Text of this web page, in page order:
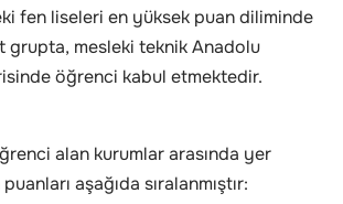
fen liseleri en yüksek puan diliminde
grupta, mesleki teknik Anadolu
öğrenci kabul etmektedir.
alan kurumlar arasında yer
aşağıda sıralanmıştır: